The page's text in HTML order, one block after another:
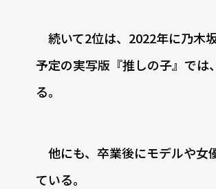
続いて2位は、2022年に乃木
予定の実写版『推しの子』では
る。
他にも、卒業後にモデルや女
ている。